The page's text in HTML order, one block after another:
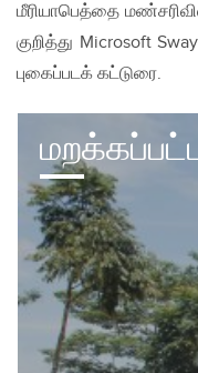
மீரியாபெத்தை
குறித்து Microsoft
புகைப்படக் கட்டுரை.